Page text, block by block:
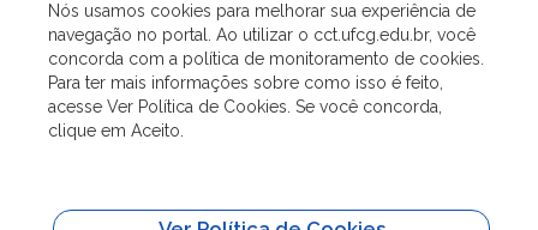
CATEGORIES
THE PROGRAM
Nós usamos cookies para melhorar sua experiência de
navegação no portal. Ao utilizar o cct.ufcg.edu.br, você
concorda com a política de monitoramento de cookies.
Para ter mais informações sobre como isso é feito,
acesse Ver Política de Cookies. Se você concorda,
clique em Aceito.